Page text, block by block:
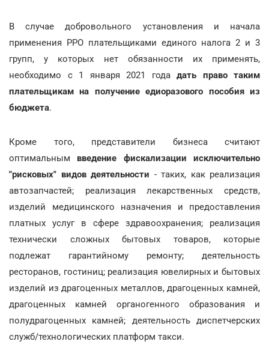
В случае добровольного установления и начала
применения РРО плательщиками единого налога 2 и 3
групп, у которых нет обязанности их применять,
необходимо с 1 января 2021 года дать право таким
плательщикам на получение едиоразового пособия из
бюджета.
Кроме того, представители бизнеса считают
оптимальным введение фискализации исключительно
"рисковых" видов деятельности - таких, как реализация
автозапчастей; реализация лекарственных средств,
изделий медицинского назначения и предоставления
платных услуг в сфере здравоохранения; реализация
технически сложных бытовых товаров, которые
подлежат гарантийному ремонту; деятельность
ресторанов, гостиниц; реализация ювелирных и бытовых
изделий из драгоценных металлов, драгоценных камней,
драгоценных камней органогенного образования и
полудрагоценных камней; деятельность диспетчерских
служб/технологических платформ такси.